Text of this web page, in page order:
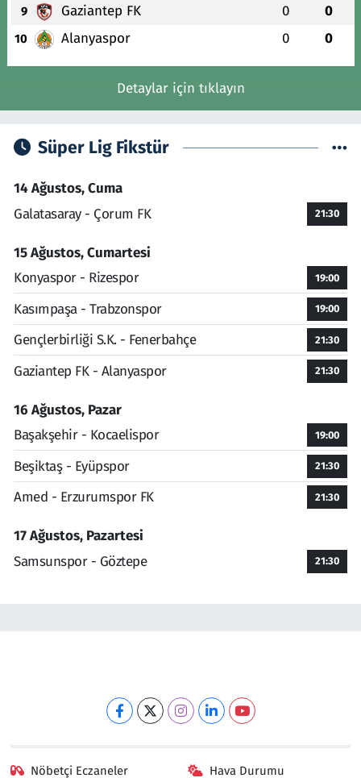
9 Gaziantep FK 0 0
10 Alanyaspor 0 0
Detaylar için tıklayın
Süper Lig Fikstür
14 Ağustos, Cuma
Galatasaray - Çorum FK
21:30
15 Ağustos, Cumartesi
Konyaspor - Rizespor
19:00
Kasımpaşa - Trabzonspor 19:00
Gençlerbirliği S.K. - Fenerbahçe 21:30
Gaziantep FK - Alanyaspor 21:30
16 Ağustos, Pazar
Başakşehir - Kocaelispor
19:00
Beşiktaş - Eyüpspor 21:30
Amed - Erzurumspor FK 21:30
17 Ağustos, Pazartesi
Samsunspor - Göztepe
21:30
Nöbetçi Eczaneler Hava Durumu